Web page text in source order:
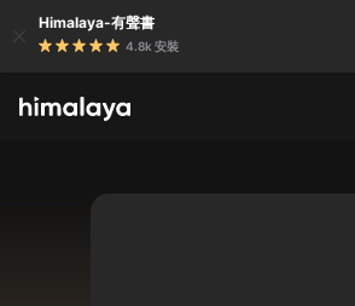
Himalaya-有聲書
4.8k 安裝